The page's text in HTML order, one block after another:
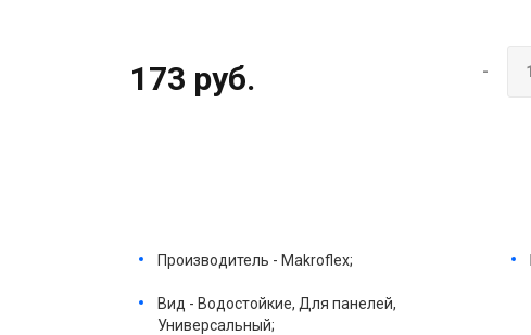
173 руб. -
Производитель - Makroflex;
Вид - Водостойкие, Для панелей,
Универсальный;